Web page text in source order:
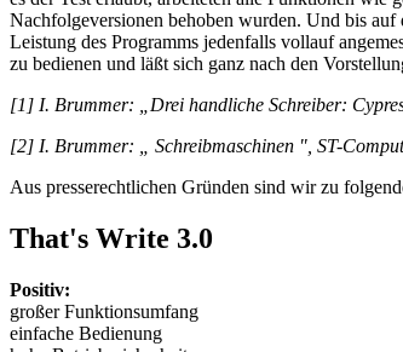
Nachfolgeversionen behoben wurden. Und bis
Leistung des Programms jedenfalls vollauf
zu bedienen und läßt sich ganz nach den
[1] I. Brummer: „Drei handliche Schreiber:
[2] I. Brummer: „ Schreibmaschinen ", ST-
Aus presserechtlichen Gründen sind wir zu
That's Write 3.0
Positiv:
großer Funktionsumfang
einfache Bedienung